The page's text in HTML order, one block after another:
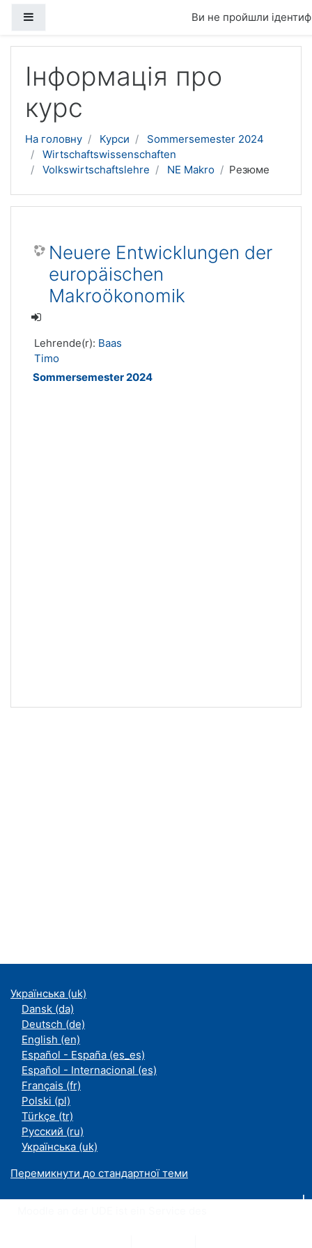
Ви не пройшли
Інформація про
курс
На головну Курси
Sommersemester 2024
Wirtschaftswissenschaften
Volkswirtschaftslehre
NE Makro Резюме
Neuere Entwicklungen der
europäischen
Makroökonomik
Lehrende(r): Baas
Timo
Sommersemester 2024
Українська ‎(uk)‎
Dansk ‎(da)‎
Deutsch ‎(de)‎
English ‎(en)‎
Español - España ‎(es_es)‎
Español - Internacional ‎(es)‎
Français ‎(fr)‎
Polski ‎(pl)‎
Türkçe ‎(tr)‎
Русский ‎(ru)‎
Українська ‎(uk)‎
Перемикнути до стандартної теми